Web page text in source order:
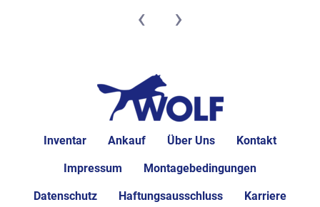
‹ ›
Inventar Ankauf Über Uns Kontakt
Impressum Montagebedingungen
Datenschutz Haftungsausschluss Karriere